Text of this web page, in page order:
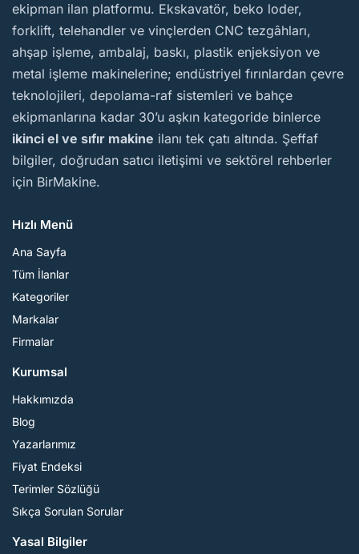
ekipman ilan platformu. Ekskavatör, beko loder,
forklift, telehandler ve vinçlerden CNC tezgâhları,
ahşap işleme, ambalaj, baskı, plastik enjeksiyon ve
metal işleme makinelerine; endüstriyel fırınlardan çevre
teknolojileri, depolama-raf sistemleri ve bahçe
ekipmanlarına kadar 30’u aşkın kategoride binlerce
ikinci el ve sıfır makine ilanı tek çatı altında. Şeffaf
bilgiler, doğrudan satıcı iletişimi ve sektörel rehberler
için BirMakine.
Hızlı Menü
Ana Sayfa
Tüm İlanlar
Kategoriler
Markalar
Firmalar
Kurumsal
Hakkımızda
Blog
Yazarlarımız
Fiyat Endeksi
Terimler Sözlüğü
Sıkça Sorulan Sorular
Yasal Bilgiler